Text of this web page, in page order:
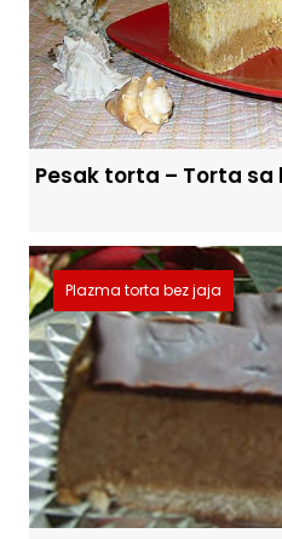
Pesak torta – Torta
Plazma torta bez jaja